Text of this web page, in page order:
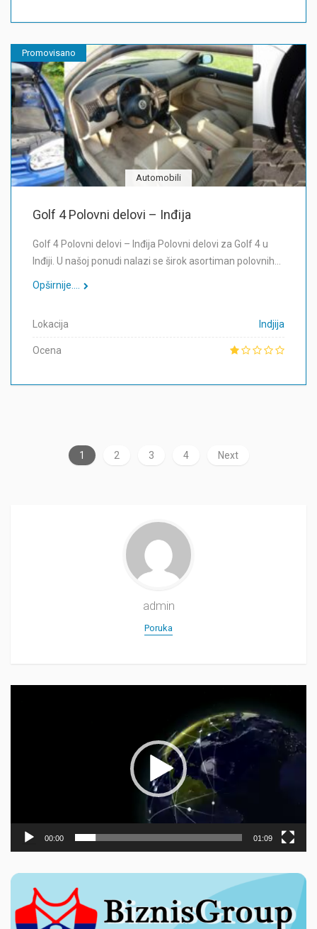
Promovisano
Automobili
Golf 4 Polovni delovi – Inđija
Golf 4 Polovni delovi – Inđija Polovni delovi za Golf 4 u
Inđiji. U našoj ponudi nalazi se širok asortiman polovnih…
Opširnije....
Lokacija Indjija
Ocena
1 2 3 4 Next
admin
Poruka
00:00 01:09